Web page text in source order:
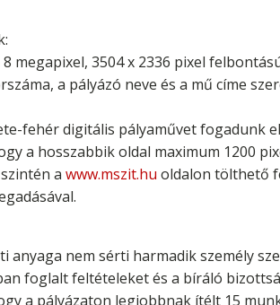
megapixel, 3504 x 2336 pixel
a pályázó neve és a mű címe
fehér digitális pályaművet fogadunk
a hosszabbik oldal maximum 1200
a www.mszit.hu oldalon tölthető
nem sérti harmadik személy
foglalt feltételeket és a bíráló
a pályázaton legjobbnak ítélt 15